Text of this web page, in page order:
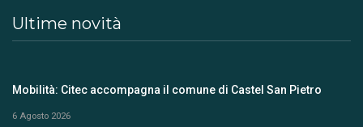
Ultime novità
Mobilità: Citec accompagna il comune di Castel San Pietro
6 Agosto 2026